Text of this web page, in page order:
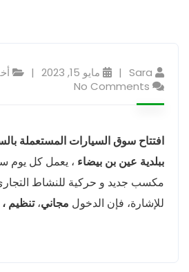
Sara مايو 15, 2023
No Comments
افتتاح سوق السيارات المستعملة
ببلدية عين بن بيضاء ، يعمل كل يوم
مكسب جديد و حركية للنشاط
للإشارة، فإن الدخول مجاني،تنظيم